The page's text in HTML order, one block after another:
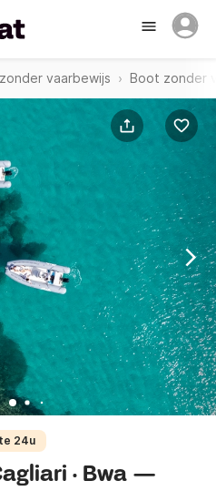
vaarbewijs Boot zonder
24u
· Bwa —